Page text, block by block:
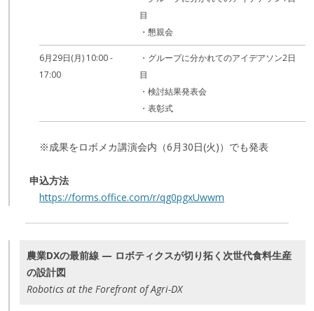
目
・懇親会
6月29日(月) 10:00 -
17:00
・グループに分かれてのアイデアソン2日
目
・検討結果発表会
・表彰式
※成果をロボメカ講演会内（6月30日(火)）でも発表
申込方法
https://forms.office.com/r/qg0pgxUwwm
農業DXの最前線 — ロボティクスが切り拓く次世代食料生産
の設計図
Robotics at the Forefront of Agri-DX